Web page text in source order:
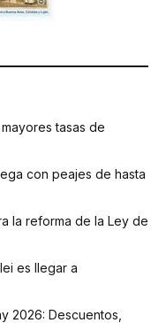
tasas de
con peajes de hasta
la reforma de la Ley de
es llegar a
2026: Descuentos,